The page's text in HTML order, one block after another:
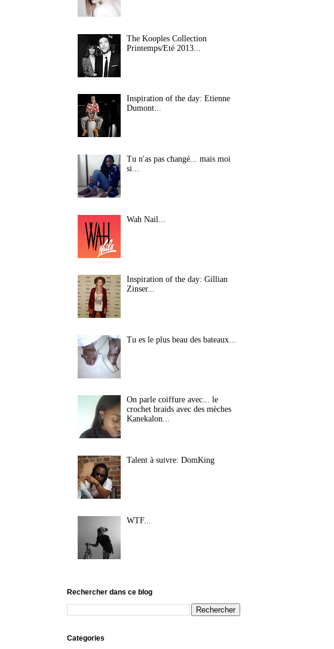
The Kooples Collection
Printemps/Eté 2013...
Inspiration of the day: Etienne
Dumont...
Tu n'as pas changé... mais moi
si...
Wah Nail...
Inspiration of the day: Gillian
Zinser...
Tu es le plus beau des bateaux...
On parle coiffure avec... le
crochet braids avec des mèches
Kanekalon...
Talent à suivre: DomKing
WTF...
Rechercher dans ce blog
Categories